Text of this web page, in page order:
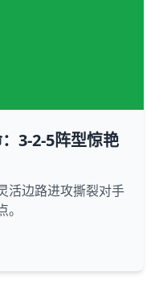
3-2-5阵型惊艳
活边路进攻撕裂对手